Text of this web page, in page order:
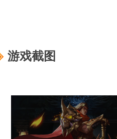
游戏截图